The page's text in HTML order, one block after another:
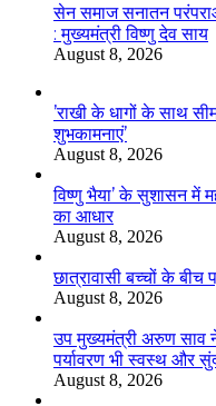
सेन समाज सनातन
: मुख्यमंत्री विष्णु देव साय
August 8, 2026
’राखी के धागों के साथ
शुभकामनाएं’
August 8, 2026
विष्णु भैया’ के सुशासन में
का आधार
August 8, 2026
छात्रावासी बच्चों के बीच
August 8, 2026
उप मुख्यमंत्री अरुण साव ने
पर्यावरण भी स्वस्थ और
August 8, 2026